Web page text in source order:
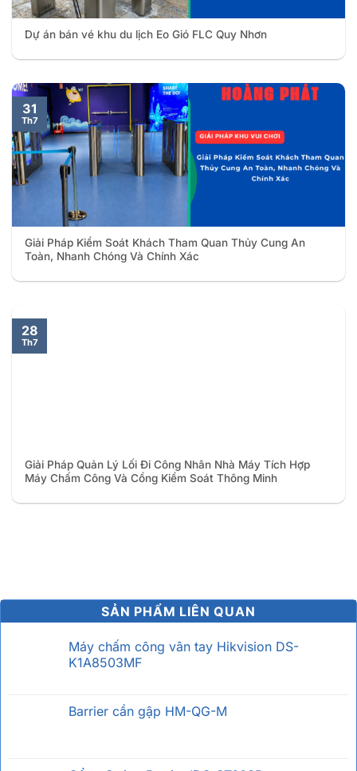
Dự án bán vé khu du lịch Eo Gió FLC Quy Nhơn
Giải Pháp Kiểm Soát Khách Tham Quan Thủy Cung An
Toàn, Nhanh Chóng Và Chính Xác
31
Th7
Giải Pháp Quản Lý Lối Đi Công Nhân Nhà Máy Tích Hợp
Máy Chấm Công Và Cổng Kiểm Soát Thông Minh
28
Th7
SẢN PHẨM LIÊN QUAN
Máy chấm công vân tay Hikvision DS-
K1A8503MF
Barrier cần gập HM-QG-M